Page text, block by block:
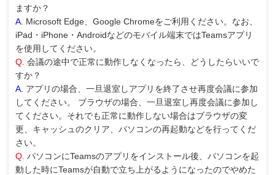
ますか？
A. Microsoft Edge、Google Chromeをご利用ください。なお、
iPad・iPhone・Androidなどのモバイル端末ではTeamsアプリ
を使用してください。
Q. 会議の途中で正常に動作しなくなったら、どうしたらいいで
すか？
A. アプリの場合、一旦退室しアプリを終了させ再度会議に参加
してください。 ブラウザの場合、一旦退室し再度会議に参加し
てください。それでも正常に動作しない場合はブラウザの変
更、キャッシュのクリア、パソコンの再起動などを行ってくだ
さい。
Q. パソコンにTeamsのアプリをインストール後、パソコンを起
動した時にTeamsが自動で立ち上がるようになったのでやめた